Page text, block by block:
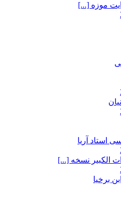
موزه [...]
استاد آریا
الکبیر نسخه [...]
برخیا